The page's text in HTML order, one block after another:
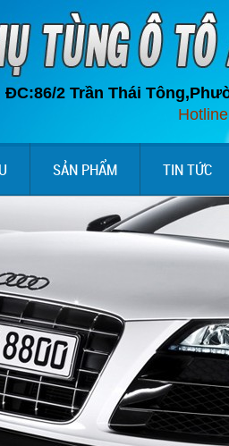
ĐC:86/2 Trần Thái
SẢN PHẨM TIN TỨC